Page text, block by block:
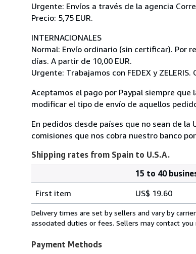
Urgente: Envíos a través de la agencia
Precio: 5,75 EUR.
INTERNACIONALES
Normal: Envío ordinario (sin certificar). Por
días. A partir de 10,00 EUR.
Urgente: Trabajamos con FEDEX y
Aceptamos el pago por Paypal siempre
modificar el tipo de envío de aquellos
En pedidos desde países que no sean de
comisiones que nos cobra nuestro banco
Shipping rates from Spain to U.S.A.
rates
from
Spain
U.S.A.
15 to 40
First item
US$ 19.60
Delivery times are set by sellers and vary by
associated duties or fees. Sellers may contact
Payment Methods